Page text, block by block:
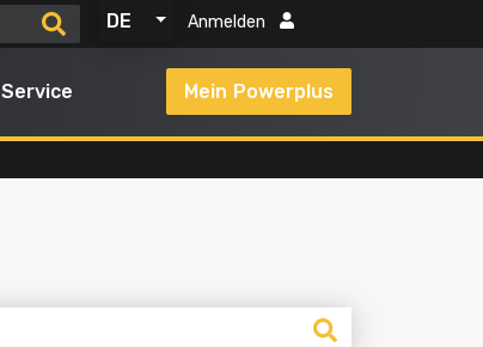
DE Anmelden
Service Mein Powerplus